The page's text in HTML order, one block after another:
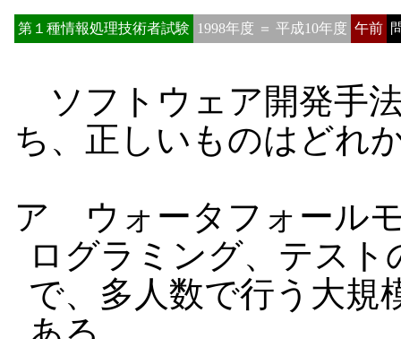
第１種情報処理技術者試験 1998年度 ＝ 平成10年度 午前
ソフトウェア開発手
ち、正しいものはどれ
ア ウォータフォール
ログラミング、テス
で、多人数で行う大規